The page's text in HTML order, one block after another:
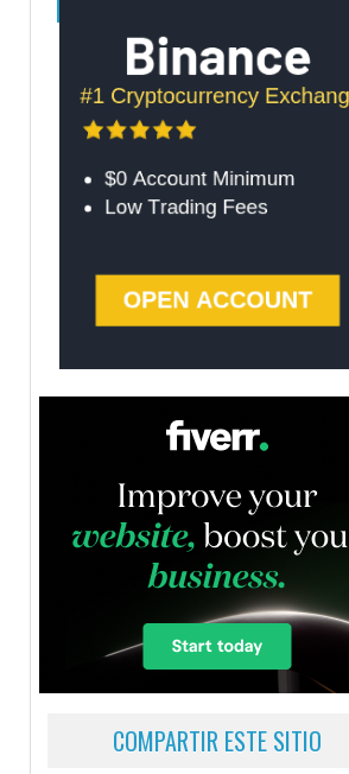
COMPARTIR ESTE SITIO